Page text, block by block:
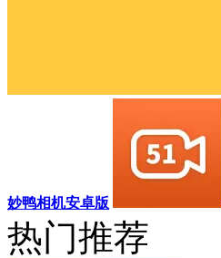
妙鸭相机安卓版
热门推荐